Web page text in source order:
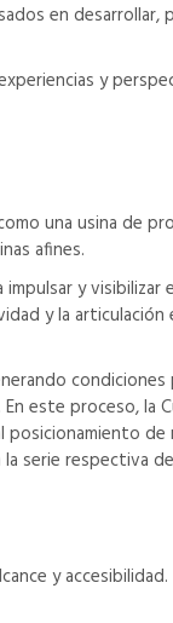
en desarrollar,
y
una usina de
afines.
impulsar y
y la articulación
este proceso, la
de
serie respectiva de
y accesibilidad.